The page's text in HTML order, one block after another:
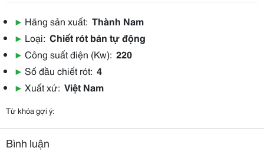
▶ Hãng sản xuất: Thành Nam
▶ Loại: Chiết rót bán tự động
▶ Công suất điện (Kw): 220
▶ Số đầu chiết rót: 4
▶ Xuất xứ: Việt Nam
Từ khóa gợi ý:
Bình luận